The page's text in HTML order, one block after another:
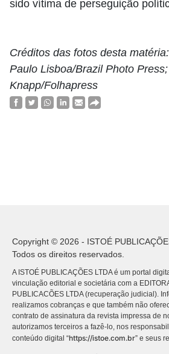
sido vítima de perseguição
Créditos das fotos desta
Paulo Lisboa/Brazil Photo
Knapp/Folhapress
Copyright © 2026 - ISTOÉ
Todos os direitos reservados.
A ISTOÉ PUBLICAÇÕES LTDA é um portal
vinculação editorial e societária com a
PUBLICACÕES LTDA (recuperação judicial).
realizamos cobranças e que também não
contrato de assinatura da revista impressa de
autorizamos terceiros a fazê-lo, nos
conteúdo digital “https://istoe.com.br” e seus